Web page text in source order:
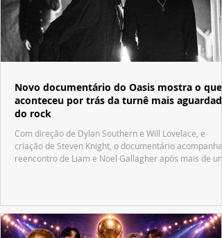
Novo documentário do Oasis mostra o que
aconteceu por trás da turnê mais aguardada
do rock
Com direção de Dylan Southern e Will Lovelace, e
criação de Steven Knight, o documentário acompanha
reencontro de Liam e Noel Gallagher após mais de